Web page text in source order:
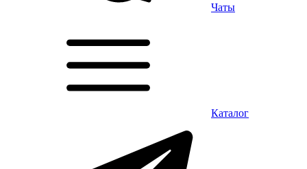
Чаты
Каталог